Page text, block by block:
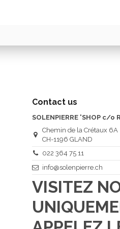
Contact us
SOLENPIERRE 'SHOP c/o
Chemin de la Crétaux 6A
CH-1196 GLAND
022 364 75 11
info@solenpierre.ch
VISITEZ